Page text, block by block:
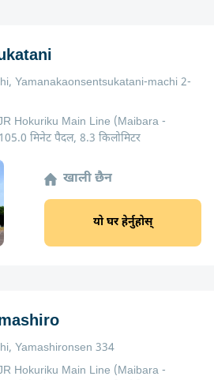
Yamanakaonsentsukatani-machi 2-
Hokuriku Main Line (Maibara -
मिनेट पैदल, 8.3 किलोमिटर
खाली छैन
यो घर हेर्नुहोस्
Yamashironsen 334
Hokuriku Main Line (Maibara -